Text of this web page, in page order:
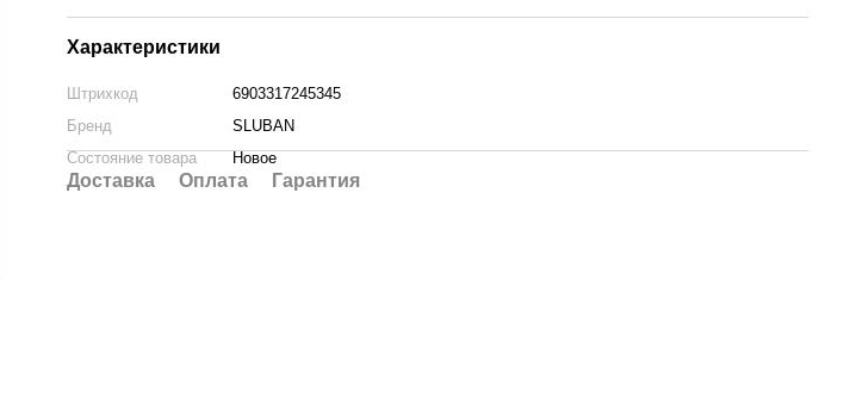
Характеристики
Штрихкод
6903317245345
Бренд
SLUBAN
Состояние товара
Новое
Доставка Оплата Гарантия